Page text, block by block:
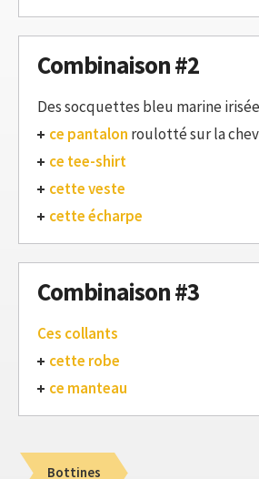
Combinaison #2
Des socquettes bleu marine
ce pantalon roulotté sur la
ce tee-shirt
cette veste
cette écharpe
Combinaison #3
Ces collants
cette robe
ce manteau
Bottines